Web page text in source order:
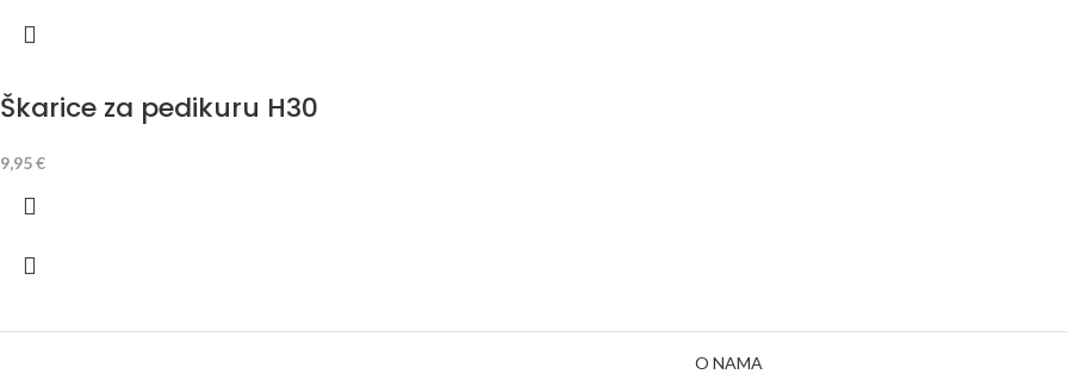
Škarice za pedikuru H30
9,95€
O NAMA